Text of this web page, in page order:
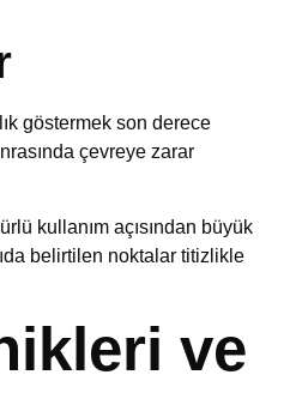
göstermek son derece
çevreye zarar
kullanım açısından büyük
belirtilen noktalar titizlikle
ve